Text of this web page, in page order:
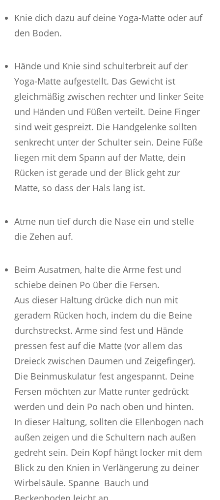
Knie dich dazu auf deine Yoga-Matte oder auf
den Boden.
Hände und Knie sind schulterbreit auf der
Yoga-Matte aufgestellt. Das Gewicht ist
gleichmäßig zwischen rechter und linker Seite
und Händen und Füßen verteilt. Deine Finger
sind weit gespreizt. Die Handgelenke sollten
senkrecht unter der Schulter sein. Deine Füße
liegen mit dem Spann auf der Matte, dein
Rücken ist gerade und der Blick geht zur
Matte, so dass der Hals lang ist.
Atme nun tief durch die Nase ein und stelle
die Zehen auf.
Beim Ausatmen, halte die Arme fest und
schiebe deinen Po über die Fersen.
Aus dieser Haltung drücke dich nun mit
geradem Rücken hoch, indem du die Beine
durchstreckst. Arme sind fest und Hände
pressen fest auf die Matte (vor allem das
Dreieck zwischen Daumen und Zeigefinger).
Die Beinmuskulatur fest angespannt. Deine
Fersen möchten zur Matte runter gedrückt
werden und dein Po nach oben und hinten.
In dieser Haltung, sollten die Ellenbogen nach
außen zeigen und die Schultern nach außen
gedreht sein. Dein Kopf hängt locker mit dem
Blick zu den Knien in Verlängerung zu deiner
Wirbelsäule. Spanne Bauch und